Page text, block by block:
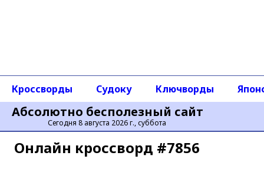
Абсолютно бесполезный сайт
Сегодня 8 августа 2026 г., суббота
Кроссворды Судоку Ключворды
Онлайн кроссворд #7856